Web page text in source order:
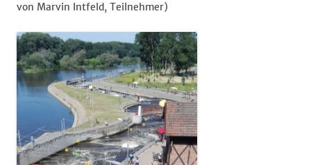
von Marvin Intfeld, Teilnehmer)